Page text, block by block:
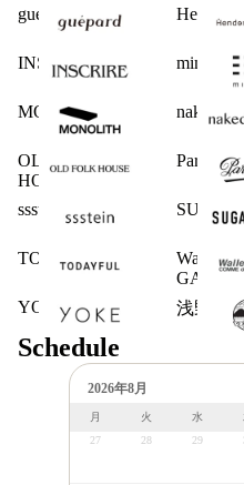
guepard Hender
INSCRIRE mimie
MONOLITH
OLD FOLK
HOUSE
Paraboot
ssstein
TODAYFUL
Wallet
YOKE 浅野商
Schedule
2026年8月
月 火 水
27
28 29